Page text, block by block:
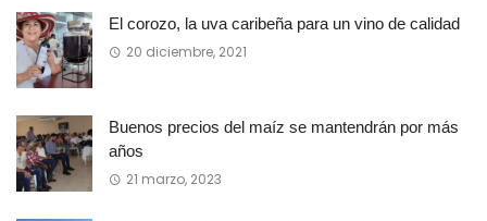
El corozo, la uva caribeña para un vino de calidad
20 diciembre, 2021
Buenos precios del maíz se mantendrán por más
años
21 marzo, 2023